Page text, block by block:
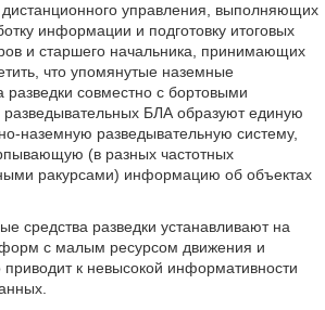
дистанционного управления, выполняющих
информации и подготовку итоговых
и старшего начальника, принимающих
что упомянутые наземные
разведки совместно с бортовыми
разведывательных БЛА образуют единую
наземную разведывательную систему,
(в разных частотных
ракурсами) информацию об объектах
средства разведки устанавливают на
с малым ресурсом движения и
к невысокой информативности